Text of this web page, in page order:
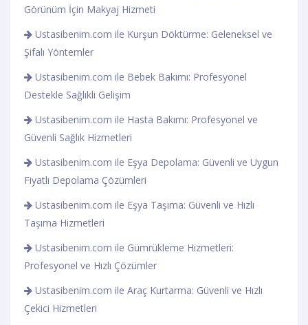
Görünüm İçin Makyaj Hizmeti
Ustasibenim.com ile Kurşun Döktürme: Geleneksel ve
Şifalı Yöntemler
Ustasibenim.com ile Bebek Bakımı: Profesyonel
Destekle Sağlıklı Gelişim
Ustasibenim.com ile Hasta Bakımı: Profesyonel ve
Güvenli Sağlık Hizmetleri
Ustasibenim.com ile Eşya Depolama: Güvenli ve Uygun
Fiyatlı Depolama Çözümleri
Ustasibenim.com ile Eşya Taşıma: Güvenli ve Hızlı
Taşıma Hizmetleri
Ustasibenim.com ile Gümrükleme Hizmetleri:
Profesyonel ve Hızlı Çözümler
Ustasibenim.com ile Araç Kurtarma: Güvenli ve Hızlı
Çekici Hizmetleri